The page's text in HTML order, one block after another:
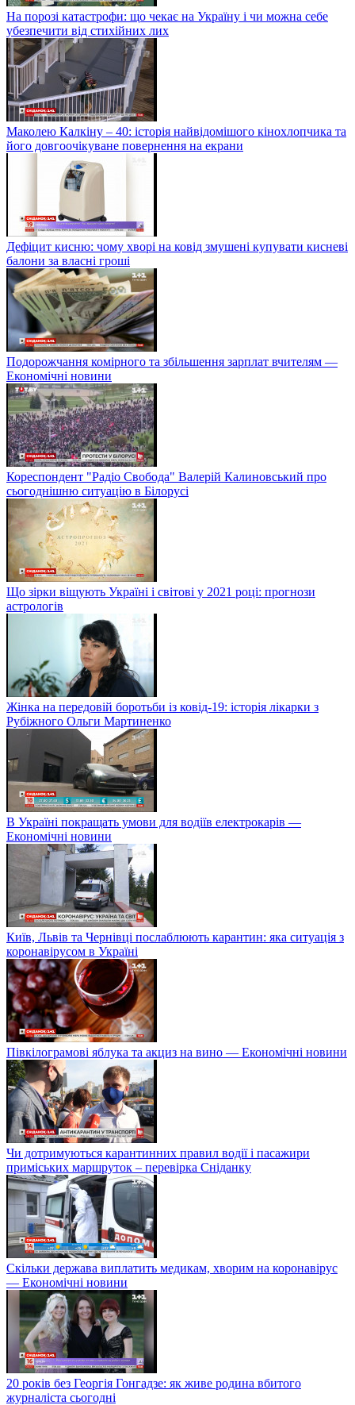
На порозі катастрофи: що чекає на Україну і чи можна себе
убезпечити від стихійних лих
Маколею Калкіну – 40: історія найвідомішого кінохлопчика та
його довгоочікуване повернення на екрани
Дефіцит кисню: чому хворі на ковід змушені купувати кисневі
балони за власні гроші
Подорожчання комірного та збільшення зарплат вчителям —
Економічні новини
Кореспондент "Радіо Свобода" Валерій Калиновський про
сьогоднішню ситуацію в Білорусі
Що зірки віщують Україні і світові у 2021 році: прогнози
астрологів
Жінка на передовій боротьби із ковід-19: історія лікарки з
Рубіжного Ольги Мартиненко
В Україні покращать умови для водіїв електрокарів —
Економічні новини
Київ, Львів та Чернівці послаблюють карантин: яка ситуація з
коронавірусом в Україні
Півкілограмові яблука та акциз на вино — Економічні новини
Чи дотримуються карантинних правил водії і пасажири
приміських маршруток – перевірка Сніданку
Скільки держава виплатить медикам, хворим на коронавірус
— Економічні новини
20 років без Георгія Гонгадзе: як живе родина вбитого
журналіста сьогодні